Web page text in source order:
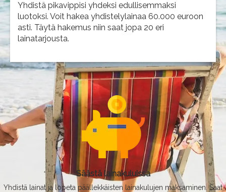
Yhdistä pikavippisi yhdeksi edullisemmaksi
luotoksi. Voit hakea yhdistelylainaa 60.000 euroon
asti. Täytä hakemus niin saat jopa 20 eri
lainatarjousta.
Säästä lainakuluissa
Yhdistä lainat ja lopeta päällekkäisten lainakulujen maksaminen. Saat